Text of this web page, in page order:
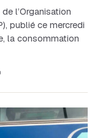
l’Organisation
publié ce mercredi
la consommation